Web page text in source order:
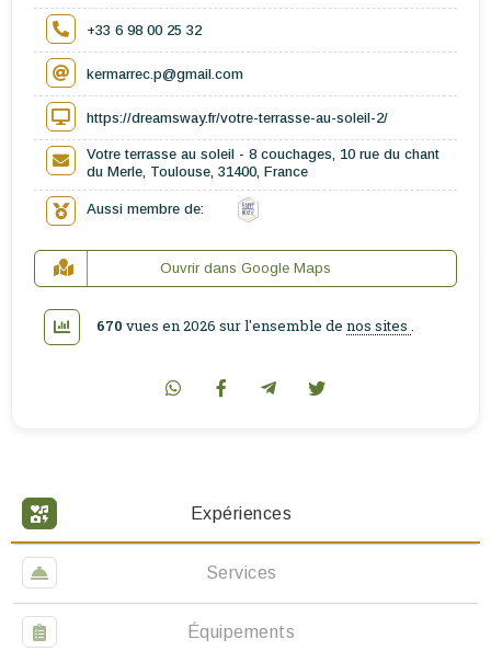
Expériences
Services
Équipements
+33 6 98 00 25 32
kermarrec.p@gmail.com
https://dreamsway.fr/votre-terrasse-au-soleil-2/
Votre terrasse au soleil - 8 couchages, 10 rue du chant
du Merle, Toulouse, 31400, France
Aussi membre de:
Ouvrir dans Google Maps
670 vues en 2026 sur l'ensemble de nos sites .